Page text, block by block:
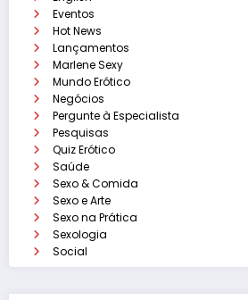
Eventos
Hot News
Lançamentos
Marlene Sexy
Mundo Erótico
Negócios
Pergunte à Especialista
Pesquisas
Quiz Erótico
Saúde
Sexo & Comida
Sexo e Arte
Sexo na Prática
Sexologia
Social